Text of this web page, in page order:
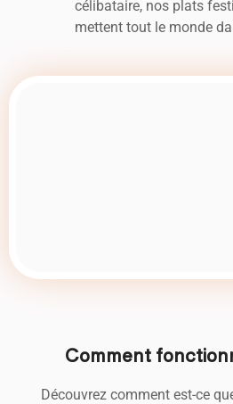
célibataire, nos plats
mettent tout le monde
Comment
Découvrez comment est-ce